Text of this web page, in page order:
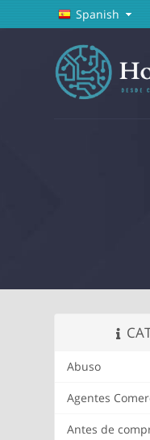
Spanish
Abuso
Agentes
Antes de